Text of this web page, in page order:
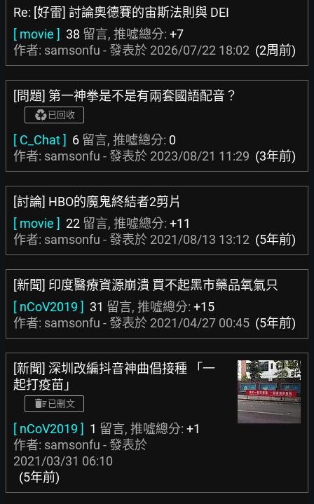
Re: [好雷] 討論奧德賽的宙斯法則與 DEI
[ movie ] 38 留言, 推噓總分: +7
作者: samsonfu - 發表於 2026/07/22 18:02 (2周前)
[問題] 第一神拳是不是有兩套國語配音？
已回收
[ C_Chat ] 6 留言, 推噓總分: 0
作者: samsonfu - 發表於 2023/08/21 11:29 (3年前)
[討論] HBO的魔鬼終結者2剪片
[ movie ] 22 留言, 推噓總分: +11
作者: samsonfu - 發表於 2021/08/13 13:12 (5年前)
[新聞] 印度醫療資源崩潰 買不起黑市藥品氧氣只
[ nCoV2019 ] 31 留言, 推噓總分: +15
作者: samsonfu - 發表於 2021/04/27 00:45 (5年前)
[新聞] 深圳改編抖音神曲倡接種 「一
起打疫苗」
已刪文
[ nCoV2019 ] 1 留言, 推噓總分: +1
作者: samsonfu - 發表於
2021/03/31 06:10
(5年前)